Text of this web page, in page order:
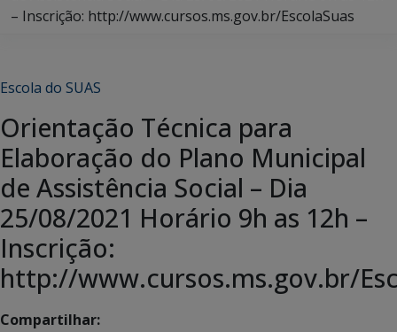
– Inscrição: http://www.cursos.ms.gov.br/EscolaSuas
Escola do SUAS
Orientação Técnica para
Elaboração do Plano Municipal
de Assistência Social – Dia
25/08/2021 Horário 9h as 12h –
Inscrição:
http://www.cursos.ms.gov.br/
Compartilhar: